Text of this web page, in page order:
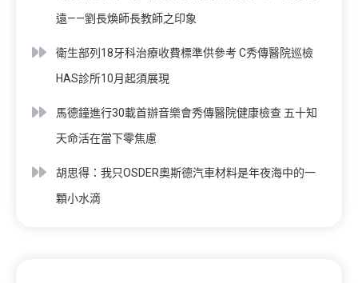
遠——劉長煥師長教師之印象
衛生部列18牙科治療收費標準供參考 C秀傳醫院巡檢
HAS診所10月起須展現
馬德鐘進行30載首辦音樂會秀傳醫院健康檢查 五十知
天命活在當下零焦慮
胡思得：我只OSDER奧斯德汽車材料是年夜海中的一
顆小水滴